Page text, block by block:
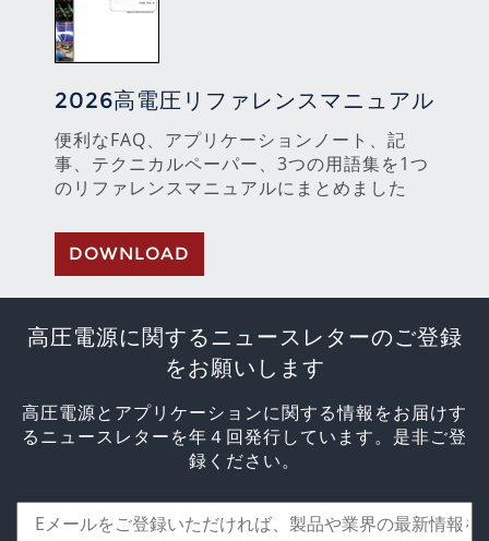
2026高電圧リファレンスマニュアル
便利なFAQ、アプリケーションノート、記
事、テクニカルペーパー、3つの用語集を1つ
のリファレンスマニュアルにまとめました
DOWNLOAD
高圧電源に関するニュースレターのご登録
をお願いします
高圧電源とアプリケーションに関する情報をお届けす
るニュースレターを年４回発行しています。是非ご登
録ください。